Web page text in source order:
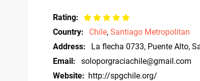
Rating:
Country:
Chile, Santiago Metropolitan
Address:
La flecha 0733, Puente Alto,
Email:
soloporgraciachile@gmail.com
Website: http://spgchile.org/